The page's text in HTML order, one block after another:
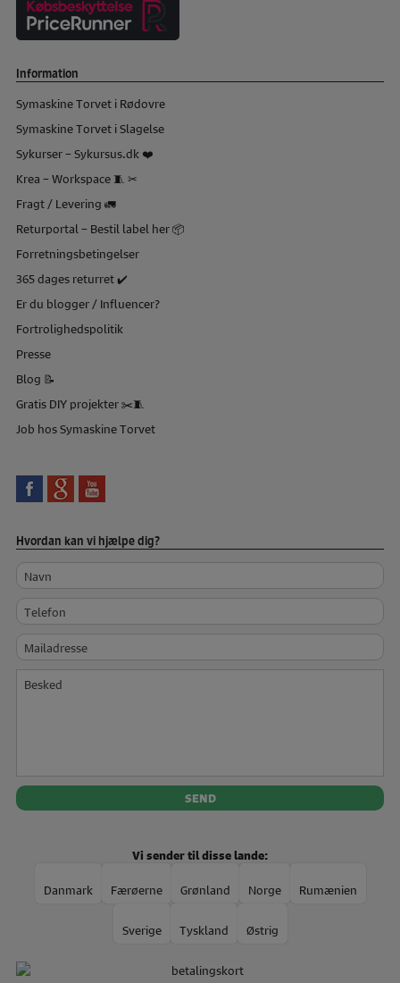
Information
Symaskine Torvet i Rødovre
Symaskine Torvet i Slagelse
Sykurser – Sykursus.dk ❤️
Krea – Workspace 🧵 ✂
Fragt / Levering 🚛
Returportal – Bestil label her 📦
Forretningsbetingelser
365 dages returret ✔️
Er du blogger / Influencer?
Fortrolighedspolitik
Presse
Blog 📝
Gratis DIY projekter ✂️🧵
Job hos Symaskine Torvet
Hvordan kan vi hjælpe dig?
Navn
Telefon
Mailadresse
Besked
Vi sender til disse lande:
Danmark Færøerne Grønland Norge Rumænien
Sverige Tyskland Østrig